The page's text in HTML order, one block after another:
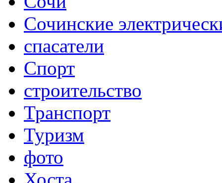
Сочинские
спасатели
Спорт
строительство
Транспорт
Туризм
фото